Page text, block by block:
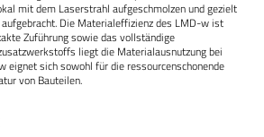
mit dem Laserstrahl aufgeschmolzen und gezielt
Die Materialeffizienz des LMD-w ist
Zuführung sowie das vollständige
liegt die Materialausnutzung bei
eignet sich sowohl für die ressourcenschonende
von Bauteilen.